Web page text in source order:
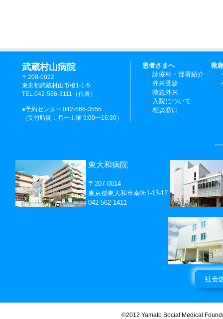
武蔵村山病院
〒208-0022
東京都武蔵村山市榎1-1-5
TEL.042-566-3111（代表）
●予約センター 042-566-3555
（受付時間：月〜土曜 9:00〜16:30）
患者さまへ
診療科・部署紹介
外来受診
救急外来
入院について
相談窓口
救
―
東大和病院
〒207-0014
東京都東大和市南街1-13-12
042-562-1411
社会
©2012 Yamato Social Medical